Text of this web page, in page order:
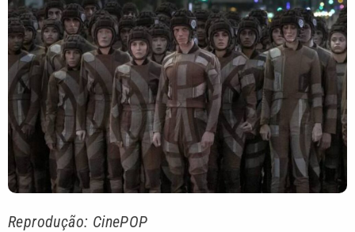
Reprodução: CinePOP